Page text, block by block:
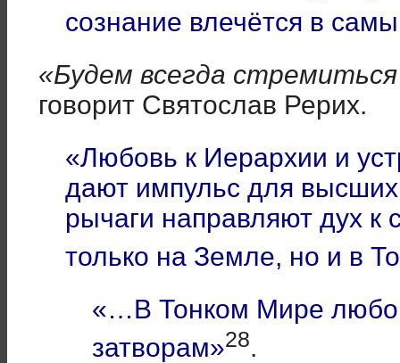
сознание влечётся в
«Будем всегда
говорит Святослав Рерих.
«Любовь к Иерархии и
дают импульс для
рычаги направляют дух
только на Земле, но и в
«…В Тонком Мире
затворам»28.